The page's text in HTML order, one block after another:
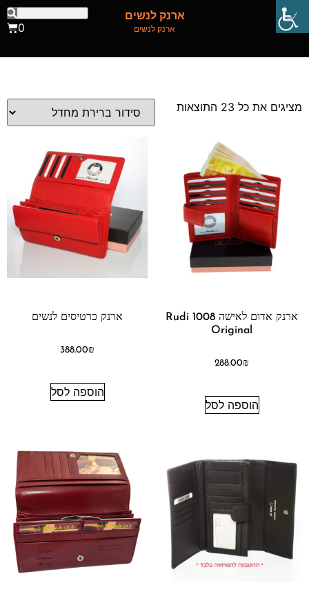
ארנק לנשים
ארנק לנשים 0
מציגים את כל ⁦23⁩ התוצאות
ארנק אדום לאישה 1008 Rudi
Original
288.00₪
הוספה לסל
ארנק כרטיסים לנשים
388.00₪
הוספה לסל